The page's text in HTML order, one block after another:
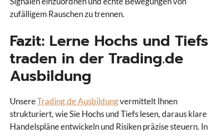
zufälligem Rauschen zu trennen.
Fazit: Lerne Hochs und Tiefs
traden in der Trading.de
Ausbildung
UnsereTrading.de Ausbildungvermittelt Ihnen
strukturiert, wie Sie Hochs und Tiefs lesen, daraus klare
Handelspläne entwickeln und Risiken präzise steuern. In